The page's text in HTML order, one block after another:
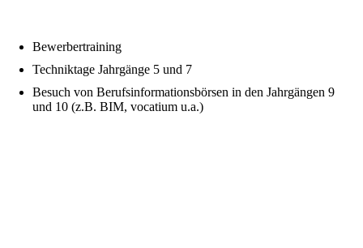
Bewerbertraining
Techniktage Jahrgänge 5 und 7
Besuch von Berufsinformationsbörsen in den Jahrgängen 9
und 10 (z.B. BIM, vocatium u.a.)